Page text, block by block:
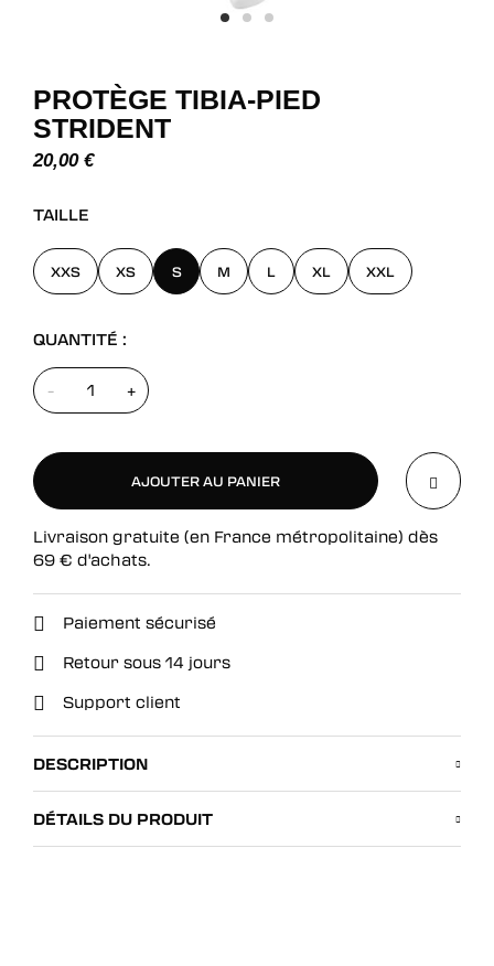
PROTÈGE TIBIA-PIED
STRIDENT
20,00 €
TAILLE
XXS XS S M L XL XXL
QUANTITÉ :
- +
AJOUTER AU PANIER
AJOUTER AU PANIER
Livraison gratuite (en France métropolitaine) dès
69 € d'achats.
Paiement sécurisé
Retour sous 14 jours
Support client
DESCRIPTION
DÉTAILS DU PRODUIT